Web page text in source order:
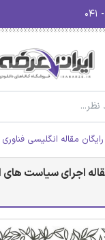
رایگان مقاله انگلیسی
اجرای سیاست های